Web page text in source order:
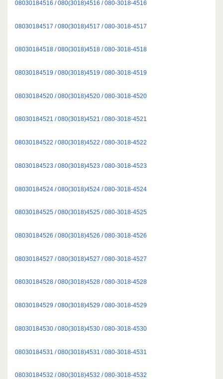
08030184516 / 080(3018)4516 / 080-3018-4516
08030184517 / 080(3018)4517 / 080-3018-4517
08030184518 / 080(3018)4518 / 080-3018-4518
08030184519 / 080(3018)4519 / 080-3018-4519
08030184520 / 080(3018)4520 / 080-3018-4520
08030184521 / 080(3018)4521 / 080-3018-4521
08030184522 / 080(3018)4522 / 080-3018-4522
08030184523 / 080(3018)4523 / 080-3018-4523
08030184524 / 080(3018)4524 / 080-3018-4524
08030184525 / 080(3018)4525 / 080-3018-4525
08030184526 / 080(3018)4526 / 080-3018-4526
08030184527 / 080(3018)4527 / 080-3018-4527
08030184528 / 080(3018)4528 / 080-3018-4528
08030184529 / 080(3018)4529 / 080-3018-4529
08030184530 / 080(3018)4530 / 080-3018-4530
08030184531 / 080(3018)4531 / 080-3018-4531
08030184532 / 080(3018)4532 / 080-3018-4532